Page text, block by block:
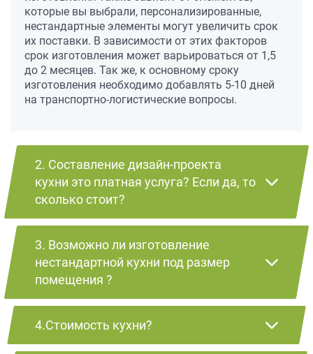
которые вы выбрали, персонализированные,
нестандартные элементы могут увеличить срок
их поставки. В зависимости от этих факторов
срок изготовления может варьироваться от 1,5
до 2 месяцев. Так же, к основному сроку
изготовления необходимо добавлять 5-10 дней
на транспортно-логистические вопросы.
2. Составление дизайн-проекта
кухни это платная услуга? Если да, то
сколько стоит?
3. Возможно ли изготовление
нестандартной кухни под размер
помещения ?
4.Стоимость кухни?